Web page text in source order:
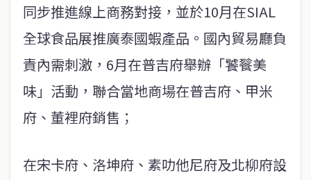
同步推進線上商務對接，並於10月在SIAL
全球食品展推廣泰國蝦產品。國內貿易廳負
責內需刺激，6月在普吉府舉辦「饕餮美
味」活動，聯合當地商場在普吉府、甲米
府、董裡府銷售；
在宋卡府、洛坤府、素叻他尼府及北柳府設